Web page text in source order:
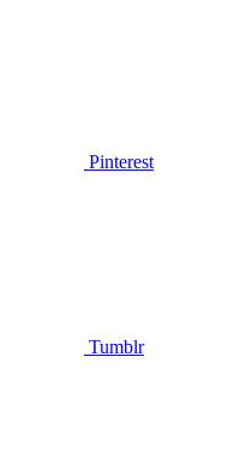
Pinterest
Tumblr